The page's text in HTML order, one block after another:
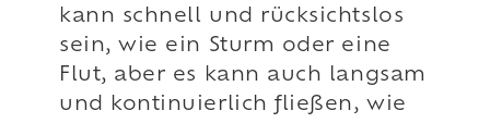
kann schnell und rücksichtslos
sein, wie ein Sturm oder eine
Flut, aber es kann auch langsam
und kontinuierlich fließen, wie